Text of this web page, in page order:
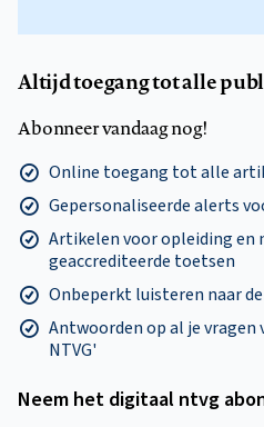
Altijd toegang tot alle
Abonneer vandaag nog!
Online toegang tot alle
Gepersonaliseerde alerts
Artikelen voor opleiding en
geaccrediteerde toetsen
Onbeperkt luisteren naar
Antwoorden op al je vragen
NTVG'
Neem het digitaal ntvg